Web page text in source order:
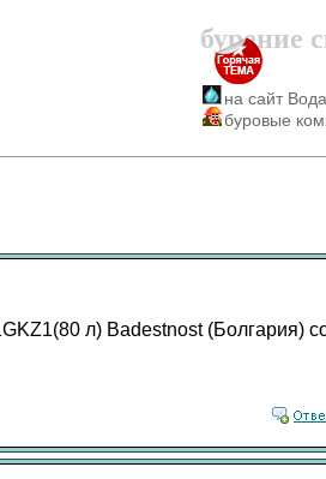
бурение
на сайт
буровые
л) Badestnost (Болгария)